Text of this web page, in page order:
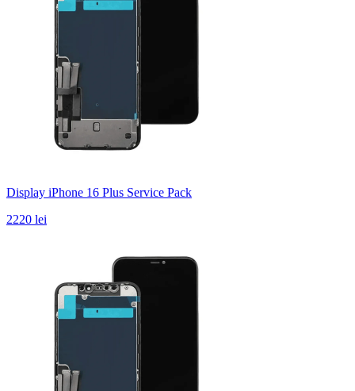
Display iPhone 16 Plus Service Pack
2220 lei